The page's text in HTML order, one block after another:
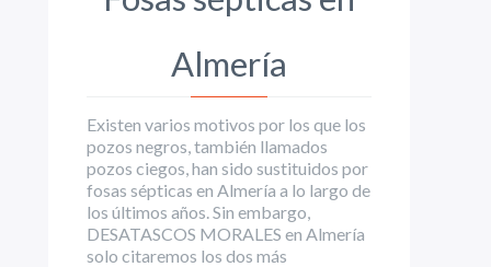
Almería
Existen varios motivos por los que los
pozos negros, también llamados
pozos ciegos, han sido sustituidos por
fosas sépticas en Almería a lo largo de
los últimos años. Sin embargo,
DESATASCOS MORALES en Almería
solo citaremos los dos más